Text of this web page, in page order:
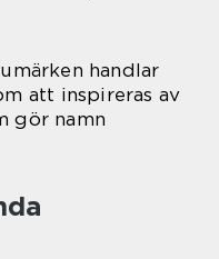
handlar
att inspireras av
gör namn